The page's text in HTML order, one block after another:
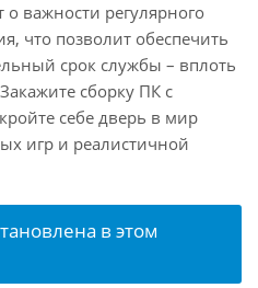
важности регулярного
что позволит обеспечить
срок службы – вплоть
сборку ПК с
себе дверь в мир
игр и реалистичной
в этом